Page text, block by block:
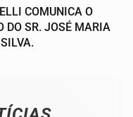
COMUNICA O
DO SR. JOSÉ MARIA